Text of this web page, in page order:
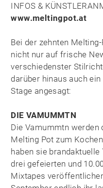
INFOS &
www.meltingpot.at
Bei der zehnten
nicht nur auf frische
verschiedenster
darüber hinaus auch
Stage angesagt:
DIE VAMUMMTN
Die Vamummtn werden
Melting Pot zum
haben sie
drei gefeierten und
Mixtapes